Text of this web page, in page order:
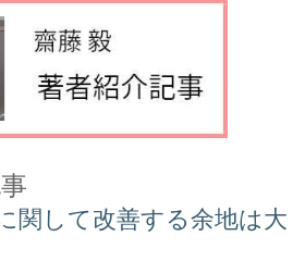
関して改善する余地は大